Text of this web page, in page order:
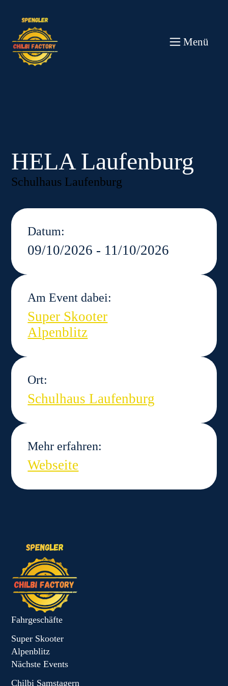
wechseln
Menü
HELA Laufenburg
Schulhaus Laufenburg
Datum:
09/10/2026 - 11/10/2026
Am Event dabei:
Super Skooter
Alpenblitz
Ort:
Schulhaus Laufenburg
Mehr erfahren:
Webseite
Fahrgeschäfte
Super Skooter
Alpenblitz
Nächste Events
Chilbi Samstagern